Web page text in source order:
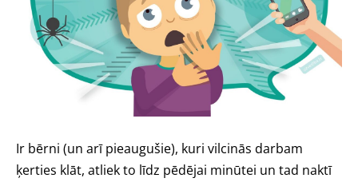
Ir bērni (un arī pieaugušie), kuri vilcinās darbam
ķerties klāt, atliek to līdz pēdējai minūtei un tad naktī